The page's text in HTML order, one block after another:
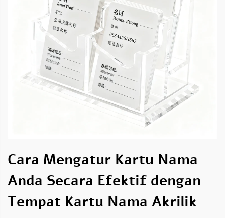
Cara Mengatur Kartu Nama
Anda Secara Efektif dengan
Tempat Kartu Nama Akrilik